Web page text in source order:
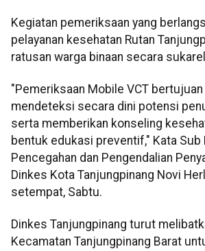
Kegiatan pemeriksaan yang
pelayanan kesehatan Rutan
ratusan warga binaan secara
"Pemeriksaan Mobile VCT
mendeteksi secara dini potensi
serta memberikan konseling
bentuk edukasi preventif," Kata Sub
Pencegahan dan Pengendalian
Dinkes Kota Tanjungpinang Novi
setempat, Sabtu.
Dinkes Tanjungpinang turut
Kecamatan Tanjungpinang Barat